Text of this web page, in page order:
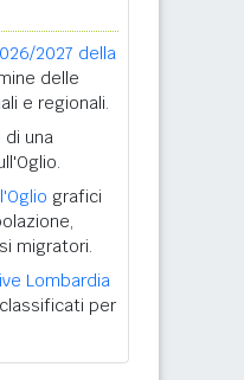
2027 della
delle
e regionali.
di una
grafici
migratori.
Lombardia
per